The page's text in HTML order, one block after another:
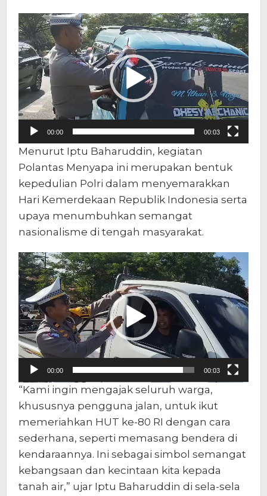
Pemutar
Video
00:00 00:03
Menurut Iptu Baharuddin, kegiatan
Polantas Menyapa ini merupakan bentuk
kepedulian Polri dalam menyemarakkan
Hari Kemerdekaan Republik Indonesia serta
upaya menumbuhkan semangat
nasionalisme di tengah masyarakat.
Pemutar
Video
00:00 00:03
“Kami ingin mengajak seluruh warga,
khususnya pengguna jalan, untuk ikut
memeriahkan HUT ke-80 RI dengan cara
sederhana, seperti memasang bendera di
kendaraannya. Ini sebagai simbol semangat
kebangsaan dan kecintaan kita kepada
tanah air,” ujar Iptu Baharuddin di sela-sela